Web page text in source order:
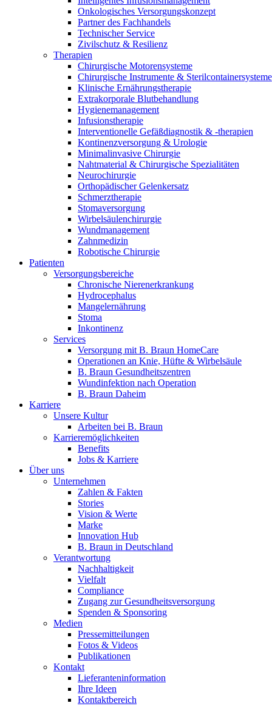
Produktkatalog
Finden Sie das Produkt, das Sie suchen. Besuchen Sie den
B. Braun HomeCare
Wir koordinieren Ihre medizinische Versorgung, wenn Sie aus
Finden Sie Ihren Job
Entdecken Sie Ihre Karrierechancen bei B. Braun.
Innovation Hub
Lassen Sie uns Innovationen in der Medizintechnologie
Onkologisches Versorgungskonzept
Partner des Fachhandels
Technischer Service
Zivilschutz & Resilienz
Therapien
Chirurgische Motorensysteme
Chirurgische Instrumente & Sterilcontainersysteme
Klinische Ernährungstherapie
Extrakorporale Blutbehandlung
Hygienemanagement
Infusionstherapie
Interventionelle Gefäßdiagnostik & -therapien
Kontinenzversorgung & Urologie
Minimalinvasive Chirurgie
Nahtmaterial & Chirurgische Spezialitäten
Neurochirurgie
Orthopädischer Gelenkersatz
Schmerztherapie
Stomaversorgung
Wirbelsäulenchirurgie
Wundmanagement
Zahnmedizin
Robotische Chirurgie
Patienten
Versorgungsbereiche
Chronische Nierenerkrankung
Hydrocephalus
Mangelernährung
Stoma
Inkontinenz
Services
Versorgung mit B. Braun HomeCare
Operationen an Knie, Hüfte & Wirbelsäule
B. Braun Gesundheitszentren
Wundinfektion nach Operation
B. Braun Daheim
Karriere
Unsere Kultur
Arbeiten bei B. Braun
Karrieremöglichkeiten
Benefits
Jobs & Karriere
Über uns
Unternehmen
Zahlen & Fakten
Stories
Vision & Werte
Marke
Innovation Hub
B. Braun in Deutschland
Verantwortung
Nachhaltigkeit
Vielfalt
Compliance
Zugang zur Gesundheitsversorgung
Spenden & Sponsoring
Medien
Pressemitteilungen
Fotos & Videos
Publikationen
Kontakt
Lieferanteninformation
Ihre Ideen
Kontaktbereich